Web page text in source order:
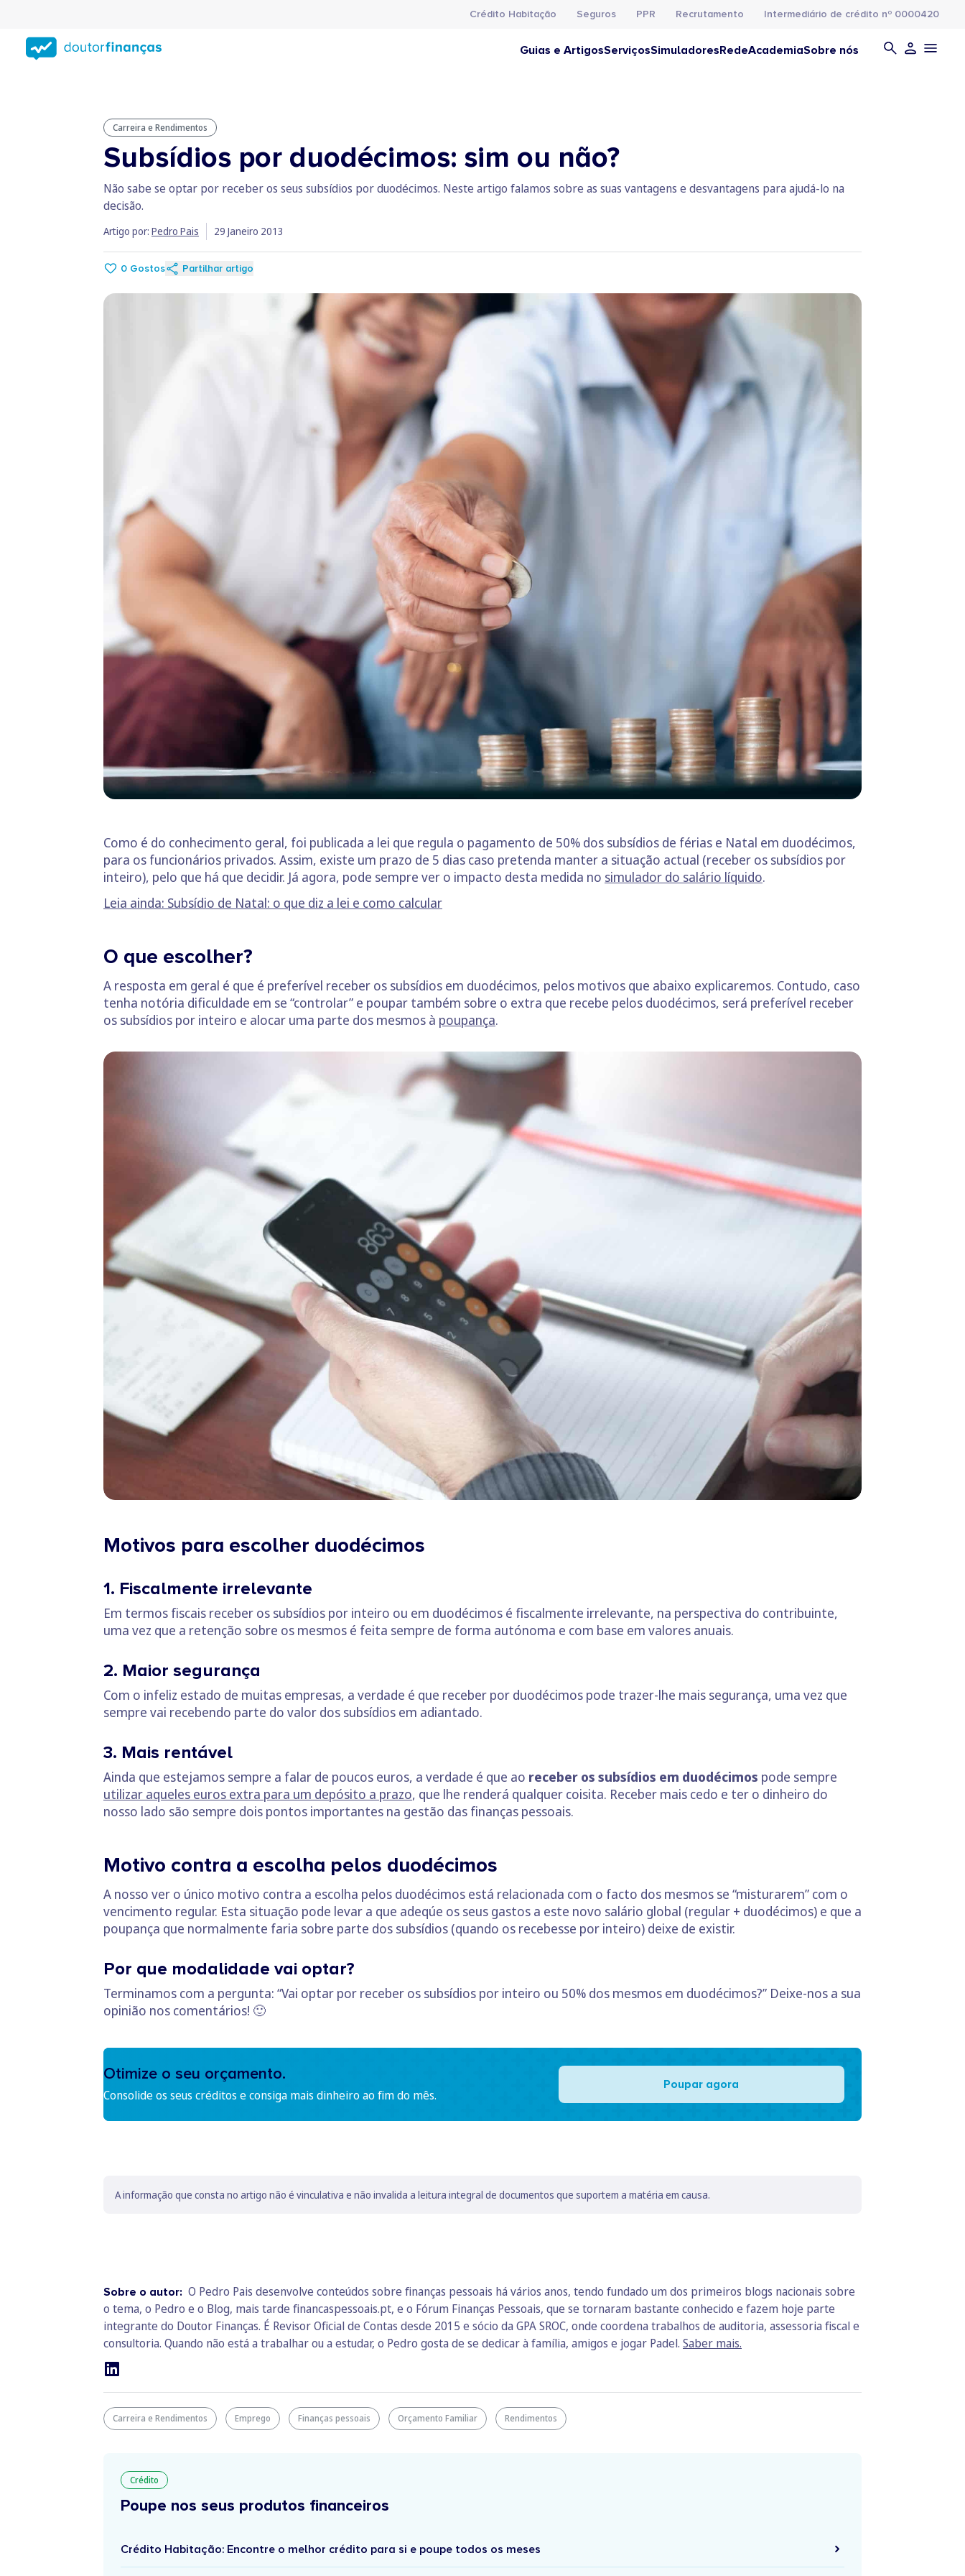
conteúdo
principal
Crédito Habitação Seguros PPR Recrutamento Intermediário de crédito nº 0000420
Guias e ArtigosServiçosSimuladoresRedeAcademiaSobre nós
Carreira e Rendimentos
Subsídios por duodécimos: sim ou não?
Não sabe se optar por receber os seus subsídios por duodécimos. Neste artigo falamos sobre as suas vantagens e desvantagens para ajudá-lo na
decisão.
Artigo por: Pedro Pais 29 Janeiro 2013
0 Gostos Partilhar artigo
Como é do conhecimento geral, foi publicada a lei que regula o pagamento de 50% dos subsídios de férias e Natal em duodécimos,
para os funcionários privados. Assim, existe um prazo de 5 dias caso pretenda manter a situação actual (receber os subsídios por
inteiro), pelo que há que decidir. Já agora, pode sempre ver o impacto desta medida no simulador do salário líquido.
Leia ainda: Subsídio de Natal: o que diz a lei e como calcular
O que escolher?
A resposta em geral é que é preferível receber os subsídios em duodécimos, pelos motivos que abaixo explicaremos. Contudo, caso
tenha notória dificuldade em se “controlar” e poupar também sobre o extra que recebe pelos duodécimos, será preferível receber
os subsídios por inteiro e alocar uma parte dos mesmos à poupança.
Motivos para escolher duodécimos
1. Fiscalmente irrelevante
Em termos fiscais receber os subsídios por inteiro ou em duodécimos é fiscalmente irrelevante, na perspectiva do contribuinte,
uma vez que a retenção sobre os mesmos é feita sempre de forma autónoma e com base em valores anuais.
2. Maior segurança
Com o infeliz estado de muitas empresas, a verdade é que receber por duodécimos pode trazer-lhe mais segurança, uma vez que
sempre vai recebendo parte do valor dos subsídios em adiantado.
3. Mais rentável
Ainda que estejamos sempre a falar de poucos euros, a verdade é que ao receber os subsídios em duodécimos pode sempre
utilizar aqueles euros extra para um depósito a prazo, que lhe renderá qualquer coisita. Receber mais cedo e ter o dinheiro do
nosso lado são sempre dois pontos importantes na gestão das finanças pessoais.
Motivo contra a escolha pelos duodécimos
A nosso ver o único motivo contra a escolha pelos duodécimos está relacionada com o facto dos mesmos se “misturarem” com o
vencimento regular. Esta situação pode levar a que adeqúe os seus gastos a este novo salário global (regular + duodécimos) e que a
poupança que normalmente faria sobre parte dos subsídios (quando os recebesse por inteiro) deixe de existir.
Por que modalidade vai optar?
Terminamos com a pergunta: “Vai optar por receber os subsídios por inteiro ou 50% dos mesmos em duodécimos?” Deixe-nos a sua
opinião nos comentários! 🙂
Otimize o seu orçamento.
Consolide os seus créditos e consiga mais dinheiro ao fim do mês.
Poupar agora
A informação que consta no artigo não é vinculativa e não invalida a leitura integral de documentos que suportem a matéria em causa.
Sobre o autor: O Pedro Pais desenvolve conteúdos sobre finanças pessoais há vários anos, tendo fundado um dos primeiros blogs nacionais sobre
o tema, o Pedro e o Blog, mais tarde financaspessoais.pt, e o Fórum Finanças Pessoais, que se tornaram bastante conhecido e fazem hoje parte
integrante do Doutor Finanças. É Revisor Oficial de Contas desde 2015 e sócio da GPA SROC, onde coordena trabalhos de auditoria, assessoria fiscal e
consultoria. Quando não está a trabalhar ou a estudar, o Pedro gosta de se dedicar à família, amigos e jogar Padel. Saber mais.
Carreira e Rendimentos Emprego Finanças pessoais Orçamento Familiar Rendimentos
Crédito
Poupe nos seus produtos financeiros
Crédito Habitação: Encontre o melhor crédito para si e poupe todos os meses